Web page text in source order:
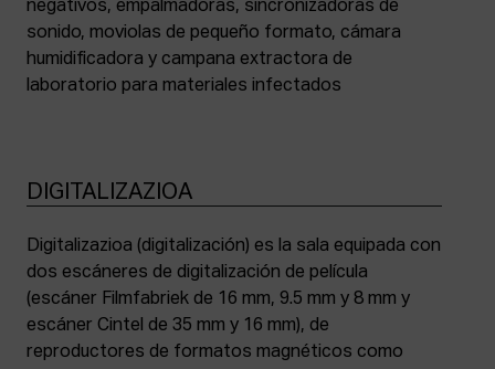
negativos, empalmadoras, sincronizadoras de
sonido, moviolas de pequeño formato, cámara
humidificadora y campana extractora de
laboratorio para materiales infectados
DIGITALIZAZIOA
Digitalizazioa (digitalización) es la sala equipada con
dos escáneres de digitalización de película
(escáner Filmfabriek de 16 mm, 9.5 mm y 8 mm y
escáner Cintel de 35 mm y 16 mm), de
reproductores de formatos magnéticos como